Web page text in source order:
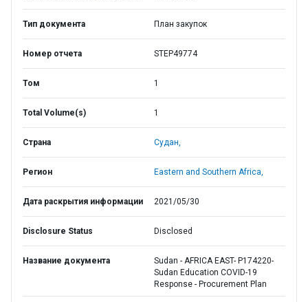
Тип документа План закупок
Номер отчета STEP49774
Том 1
Total Volume(s) 1
Страна Судан,
Регион Eastern and Southern Africa,
Дата раскрытия информации 2021/05/30
Disclosure Status Disclosed
Название документа
Sudan - AFRICA EAST- P174220-
Sudan Education COVID-19
Response - Procurement Plan